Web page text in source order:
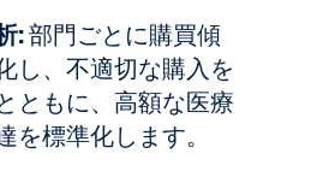
:部門ごとに購買傾
し、不適切な購入を
ともに、高額な医療
を標準化します。